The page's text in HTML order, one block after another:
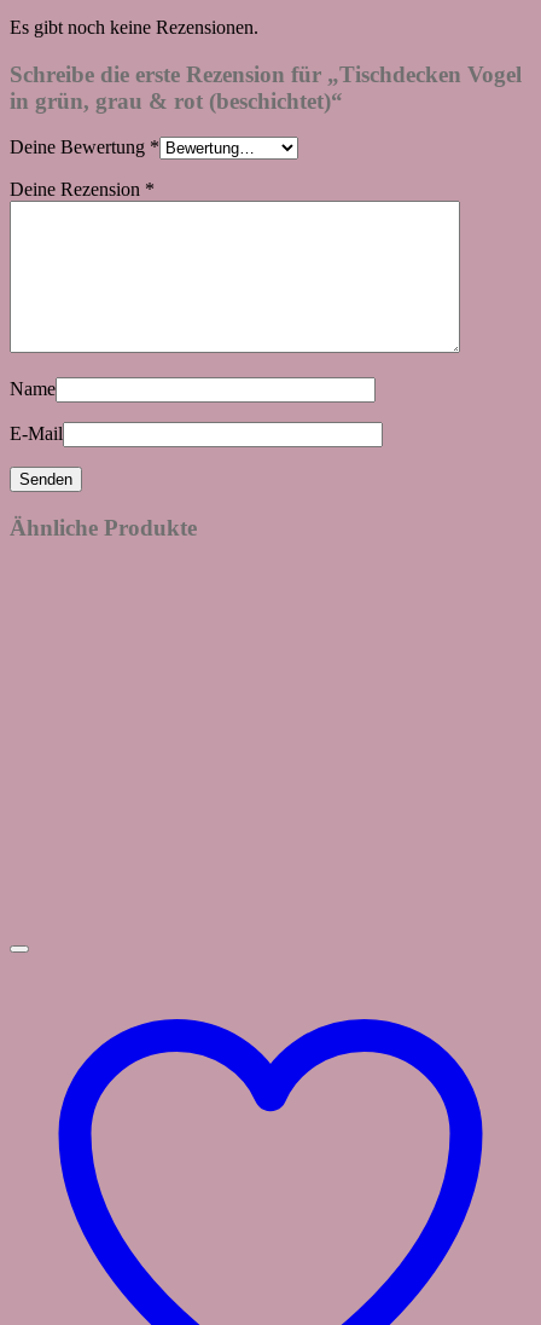
Es gibt noch keine Rezensionen.
Schreibe die erste Rezension für „Tischdecken Vogel
in grün, grau & rot (beschichtet)“
Deine Bewertung *
Deine Rezension *
Name
E-Mail
Ähnliche Produkte